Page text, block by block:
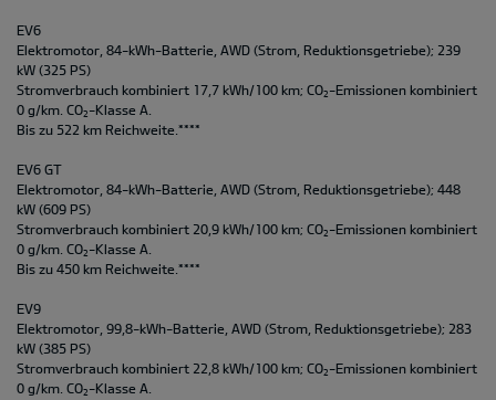
EV6
Elektromotor, 84-kWh-Batterie, AWD (Strom, Reduktionsgetriebe); 239
kW (325 PS)
Stromverbrauch kombiniert 17,7 kWh/100 km; CO2 -Emissionen kombiniert
0 g/km. CO2 -Klasse A.
Bis zu 522 km Reichweite.****
EV6 GT
Elektromotor, 84-kWh-Batterie, AWD (Strom, Reduktionsgetriebe); 448
kW (609 PS)
Stromverbrauch kombiniert 20,9 kWh/100 km; CO2 -Emissionen kombiniert
0 g/km. CO2 -Klasse A.
Bis zu 450 km Reichweite.****
EV9
Elektromotor, 99,8-kWh-Batterie, AWD (Strom, Reduktionsgetriebe); 283
kW (385 PS)
Stromverbrauch kombiniert 22,8 kWh/100 km; CO2 -Emissionen kombiniert
0 g/km. CO2 -Klasse A.